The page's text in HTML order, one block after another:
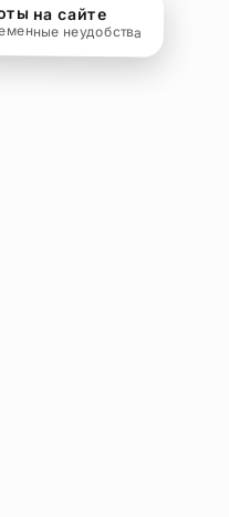
на сайте
неудобства